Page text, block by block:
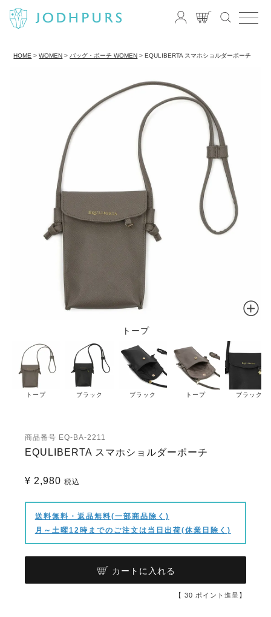
HOME WOMEN バッグ・ポーチ WOMEN EQULIBERTA スマホショルダーポーチ
トープ
トープ ブラック ブラック トープ ブラック
商品番号 EQ-BA-2211
EQULIBERTA スマホショルダーポーチ
¥ 2,980 税込
送料無料・返品無料(一部商品除く)
月～土曜12時までのご注文は当日出荷(休業日除く)
カートに入れる
【 30 ポイント進呈】